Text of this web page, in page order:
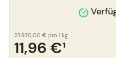
11,96 €¹
23.920,00 € pro 1 kg